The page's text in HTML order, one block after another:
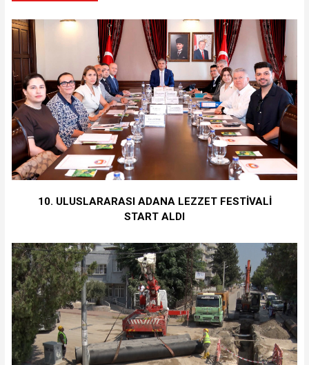
10. ULUSLARARASI ADANA LEZZET FESTİVALİ
START ALDI